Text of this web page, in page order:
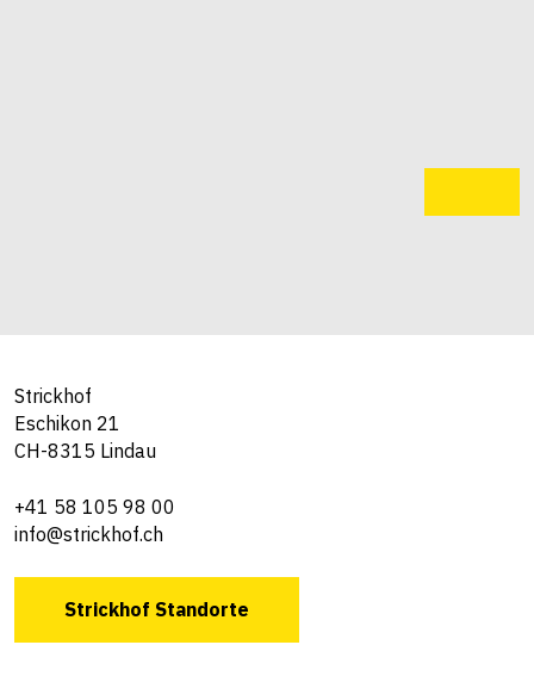
Strickhof
Eschikon 21
CH-8315 Lindau
+41 58 105 98 00
info@strickhof.ch
Strickhof Standorte